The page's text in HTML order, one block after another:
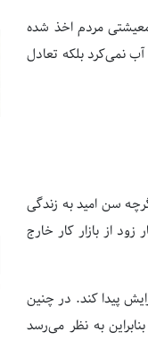
مردم اخذ شده
نمی‌کرد بلکه تعادل
سن امید به زندگی
۵۵ سال است؛ یعنی افراد بسیار زود از بازار کار خارج
پیدا کند. در چنین
به نظر می‌رسد